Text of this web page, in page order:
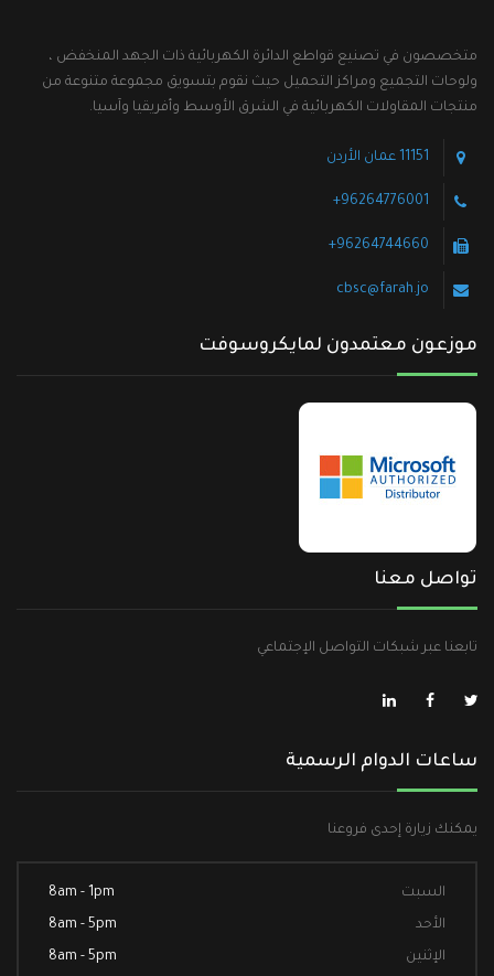
متخصصون في تصنيع قواطع الدائرة الكهربائية ذات الجهد المنخفض ،
ولوحات التجميع ومراكز التحميل حيث نقوم بتسويق مجموعة متنوعة من
منتجات المقاولات الكهربائية في الشرق الأوسط وأفريقيا وآسيا.
11151 عمان الأردن
96264776001+
96264744660+
cbsc@farah.jo
موزعون معتمدون لمايكروسوفت
تواصل معنا
تابعنا عبر شبكات التواصل الإجتماعي
ساعات الدوام الرسمية
يمكنك زيارة إحدى فروعنا
السبت 8am - 1pm
الأحد 8am - 5pm
الإثنين 8am - 5pm